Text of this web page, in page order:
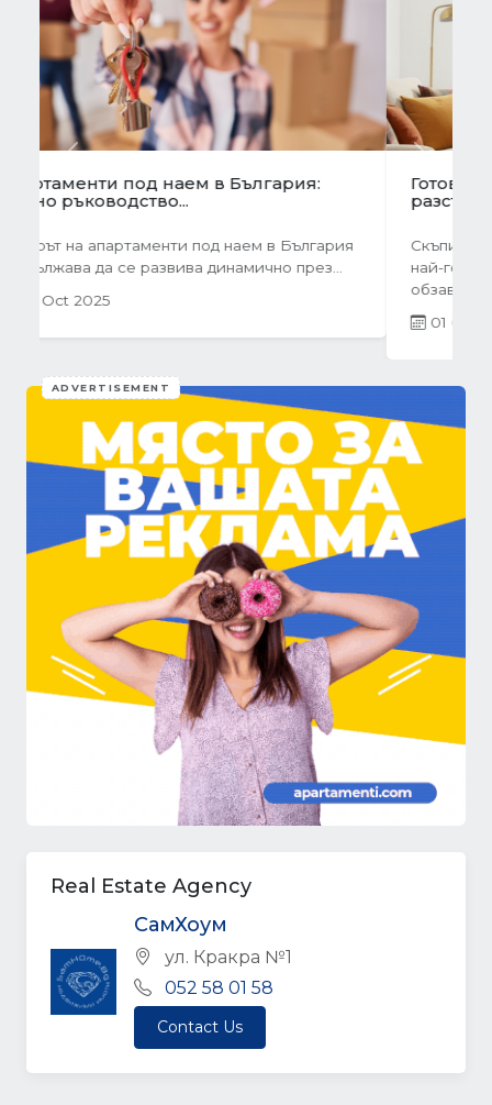
Готови завеси за хол на една ръка
разстояние
Скъпи дами, нека си признаем, че понякога
най-голямото предизвикателство в
ADVERTISEMENT
Real Estate Agency
СамХоум
ул. Кракра №1
052 58 01 58
Contact Us